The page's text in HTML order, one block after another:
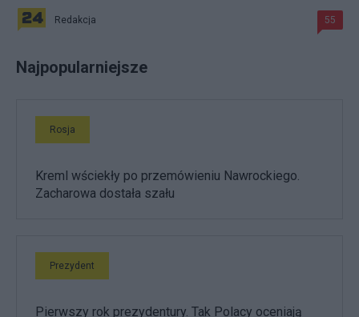
Redakcja 55
Najpopularniejsze
Rosja
Kreml wściekły po przemówieniu Nawrockiego.
Zacharowa dostała szału
Prezydent
Pierwszy rok prezydentury. Tak Polacy oceniają